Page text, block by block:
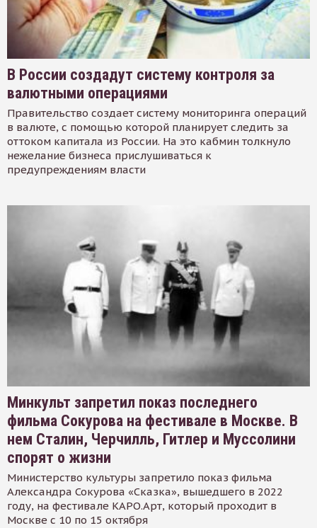
В России создадут систему контроля за
валютными операциями
Правительство создает систему мониторинга операций
в валюте, с помощью которой планирует следить за
оттоком капитала из России. На это кабмин толкнуло
нежелание бизнеса прислушиваться к
предупреждениям власти
Минкульт запретил показ последнего
фильма Сокурова на фестивале в Москве. В
нем Сталин, Черчилль, Гитлер и Муссолини
спорят о жизни
Министерство культуры запретило показ фильма
Александра Сокурова «Сказка», вышедшего в 2022
году, на фестивале КАРО.Арт, который проходит в
Москве с 10 по 15 октября